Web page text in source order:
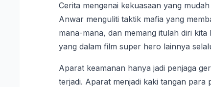
Cerita mengenai kekuasaan yang
Anwar menguliti taktik mafia yang
mana-mana, dan memang itulah diri
yang dalam film super hero lainnya
Aparat keamanan hanya jadi penjaga
terjadi. Aparat menjadi kaki tangan